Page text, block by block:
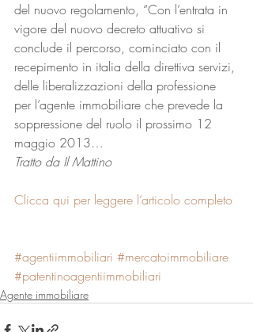
del nuovo regolamento, “Con l’entrata in
vigore del nuovo decreto attuativo si
conclude il percorso, cominciato con il
recepimento in italia della direttiva servizi,
delle liberalizzazioni della professione
per l’agente immobiliare che prevede la
soppressione del ruolo il prossimo 12
maggio 2013…
Tratto da Il Mattino
Clicca qui per leggere l’articolo completo
#agentiimmobiliari #mercatoimmobiliare
#patentinoagentiimmobiliari
Agente immobiliare